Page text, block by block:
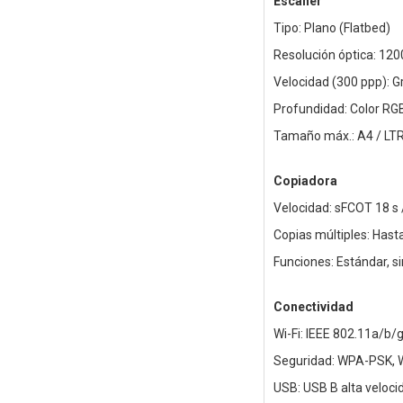
Tipo: Plano (Flatbed)
Resolución óptica:
Velocidad (300 ppp):
Profundidad: Color
Tamaño máx.: A4 /
Copiadora
Velocidad: sFCOT 18
Copias múltiples:
Funciones: Estándar,
Conectividad
Wi-Fi: IEEE 802.11a/b/
Seguridad: WPA-PSK,
USB: USB B alta